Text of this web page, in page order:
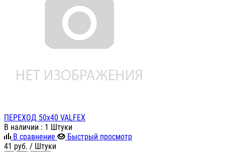
ПЕРЕХОД 50х40 VALFEX
В наличии : 1 Штуки
В сравнение
Быстрый просмотр
41 руб. / Штуки